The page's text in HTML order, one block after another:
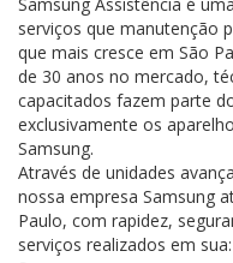
Samsung Assistência é
serviços que manutenção
que mais cresce em São
de 30 anos no mercado,
capacitados fazem parte
exclusivamente os
Samsung.
Através de unidades
nossa empresa Samsung
Paulo, com rapidez,
serviços realizados em